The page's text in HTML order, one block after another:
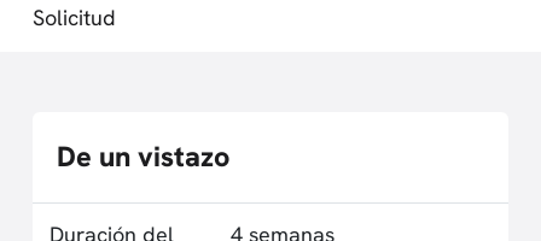
Solicitud
De un vistazo
Duración del
4 semanas